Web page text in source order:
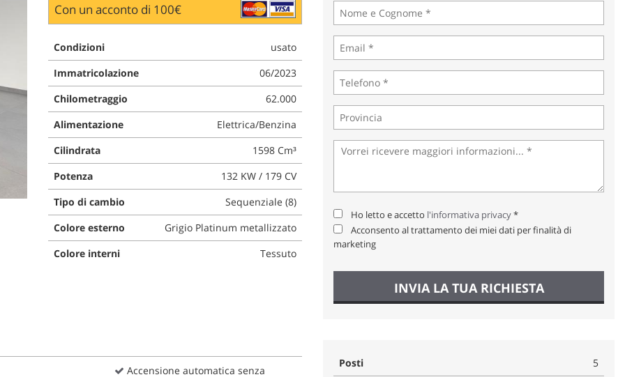
Con un acconto di 100€
Condizioni
usato
Immatricolazione
06/2023
Chilometraggio
62.000
Alimentazione
Elettrica/Benzina
Cilindrata
1598 Cm³
Potenza
132 KW / 179 CV
Tipo di cambio
Sequenziale (8)
Colore esterno
Grigio Platinum metallizzato
Colore interni
Tessuto
Ho letto e accetto l'informativa privacy*
Acconsento al trattamento dei miei dati per finalità di
marketing
INVIA LA TUA RICHIESTA
Accensione automatica senza
Posti
5